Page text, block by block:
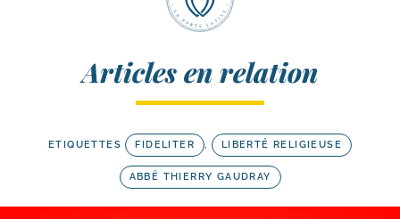
Articles en relation
ETIQUETTES FIDELITER , LIBERTÉ RELIGIEUSE
ABBÉ THIERRY GAUDRAY